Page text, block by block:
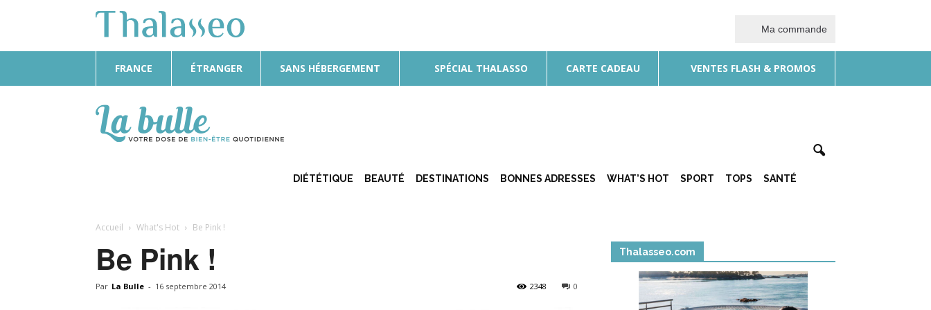
Ma commande
FRANCE ÉTRANGER SANS HÉBERGEMENT SPÉCIAL THALASSO CARTE CADEAU VENTES FLASH & PROMOS
Bulle
DIÉTÉTIQUE BEAUTÉ DESTINATIONS BONNES ADRESSES WHAT’S HOT SPORT TOPS SANTÉ
Accueil What's Hot Be Pink !
Be Pink !
Par La Bulle - 16 septembre 2014 0
2348
Thalasseo.com